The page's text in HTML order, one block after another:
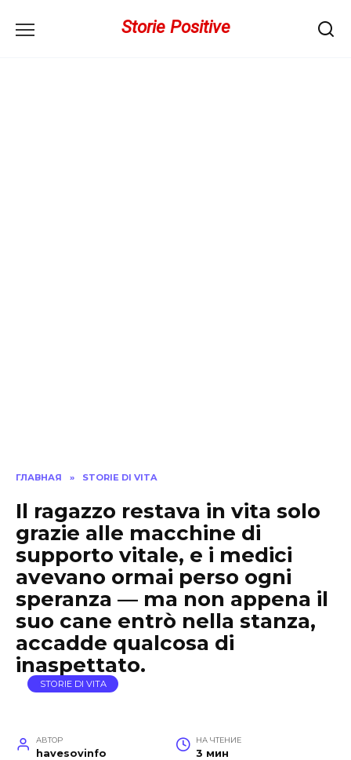
Storie Positive
ГЛАВНАЯ » STORIE DI VITA
Il ragazzo restava in vita solo
grazie alle macchine di
supporto vitale, e i medici
avevano ormai perso ogni
speranza — ma non appena il
suo cane entrò nella stanza,
accadde qualcosa di
inaspettato.
STORIE DI VITA
АВТОР
havesovinfo
НА ЧТЕНИЕ
3 мин